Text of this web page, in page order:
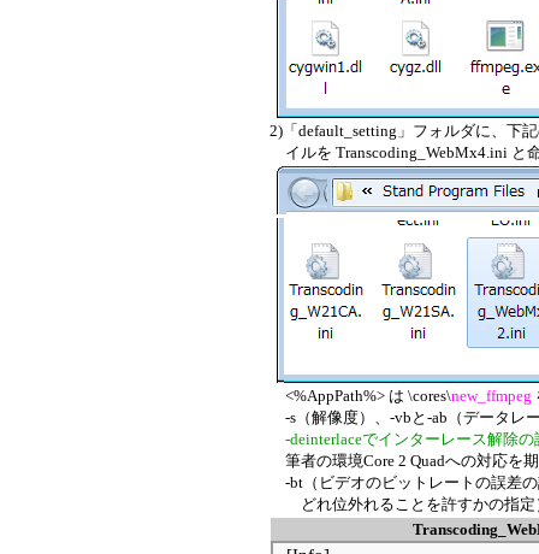
2)「default_setting」フォルダに、下記
イルを Transcoding_WebMx4.ini と命
<%AppPath%> は \cores\new_ffmpeg
-s （解像度）、-vbと-ab（データレ
-deinterlaceでインターレース解除
筆者の環境Core 2 Quadへの対応を期
-bt （ビデオのビットレートの誤差
どれ位外れることを許すかの指定）